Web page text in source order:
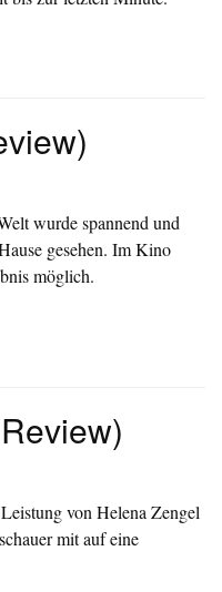
wurde spannend und
gesehen. Im Kino
möglich.
von Helena Zengel
mit auf eine